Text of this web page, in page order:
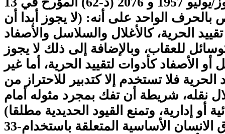
1977، تنص بالحرف الواحد على أنه: (لا يجوز أبدا أن
الحرية، كالأغلال والسلاسل والأصفاد
للعقاب، وبالإضافة إلى ذلك لا يجوز
الأصفاد كأدوات لتقييد الحرية، أما غير
فلا تستخدم إلا كتدبير للاحتراز من
نقله، شريطة أن تفك بمجرد مثوله أمام
أو إدارية، وتمنع القيود الحديدية مطلقا)
33-أن مبادئ حقوق الانسان الأساسية المتعلقة باستخدام